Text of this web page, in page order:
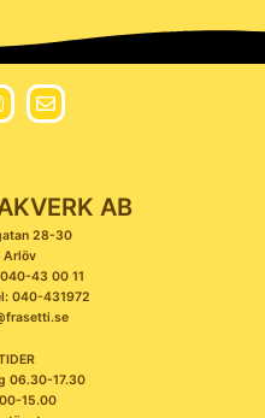
AB
28-30
Arlöv
43 00 11
040-431972
06.30-17.30
15.00